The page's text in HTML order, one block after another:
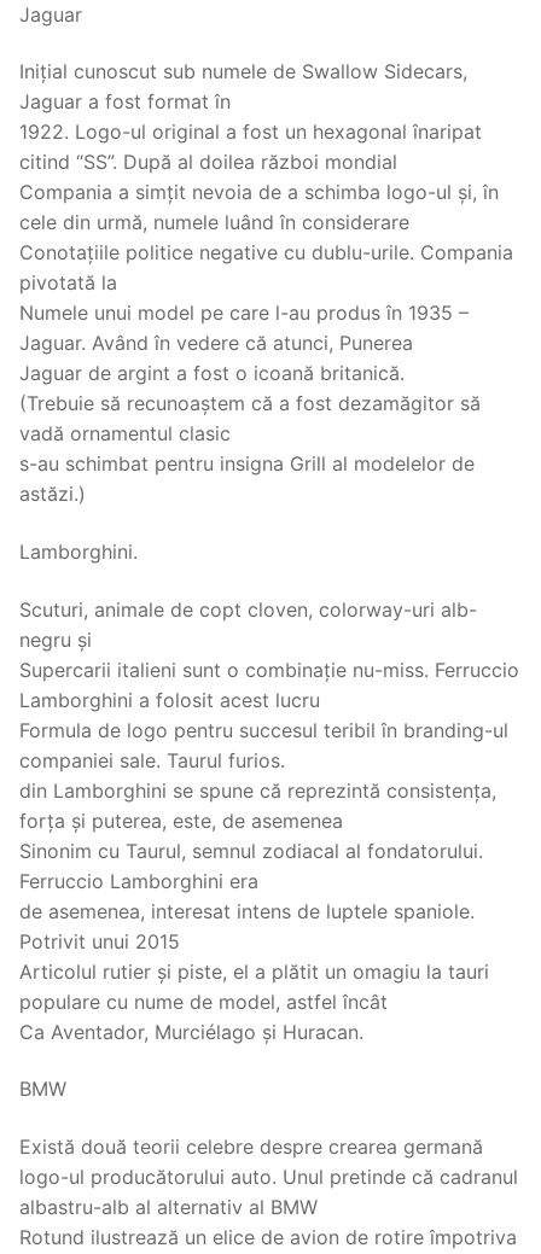
Jaguar
Inițial cunoscut sub numele de Swallow Sidecars,
Jaguar a fost format în
1922. Logo-ul original a fost un hexagonal înaripat
citind “SS”. După al doilea război mondial
Compania a simțit nevoia de a schimba logo-ul și, în
cele din urmă, numele luând în considerare
Conotațiile politice negative cu dublu-urile. Compania
pivotată la
Numele unui model pe care l-au produs în 1935 –
Jaguar. Având în vedere că atunci, Punerea
Jaguar de argint a fost o icoană britanică.
(Trebuie să recunoaștem că a fost dezamăgitor să
vadă ornamentul clasic
s-au schimbat pentru insigna Grill al modelelor de
astăzi.)
Lamborghini.
Scuturi, animale de copt cloven, colorway-uri alb-
negru și
Supercarii italieni sunt o combinație nu-miss. Ferruccio
Lamborghini a folosit acest lucru
Formula de logo pentru succesul teribil în branding-ul
companiei sale. Taurul furios.
din Lamborghini se spune că reprezintă consistența,
forța și puterea, este, de asemenea
Sinonim cu Taurul, semnul zodiacal al fondatorului.
Ferruccio Lamborghini era
de asemenea, interesat intens de luptele spaniole.
Potrivit unui 2015
Articolul rutier și piste, el a plătit un omagiu la tauri
populare cu nume de model, astfel încât
Ca Aventador, Murciélago și Huracan.
BMW
Există două teorii celebre despre crearea germană
logo-ul producătorului auto. Unul pretinde că cadranul
albastru-alb al alternativ al BMW
Rotund ilustrează un elice de avion de rotire împotriva